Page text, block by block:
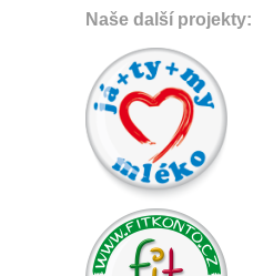
Naše další projekty: